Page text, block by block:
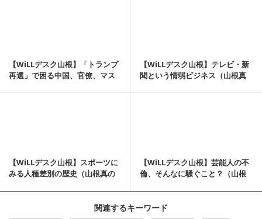
【WiLLデスク山根】「トランプ
再選」で困る中国、官僚、マス
【WiLLデスク山根】テレビ・新
聞という情弱ビジネス（山根真
【WiLLデスク山根】スポーツに
みる人種差別の歴史（山根真の
【WiLLデスク山根】芸能人の不
倫、そんなに騒ぐこと？（山根
関連するキーワード